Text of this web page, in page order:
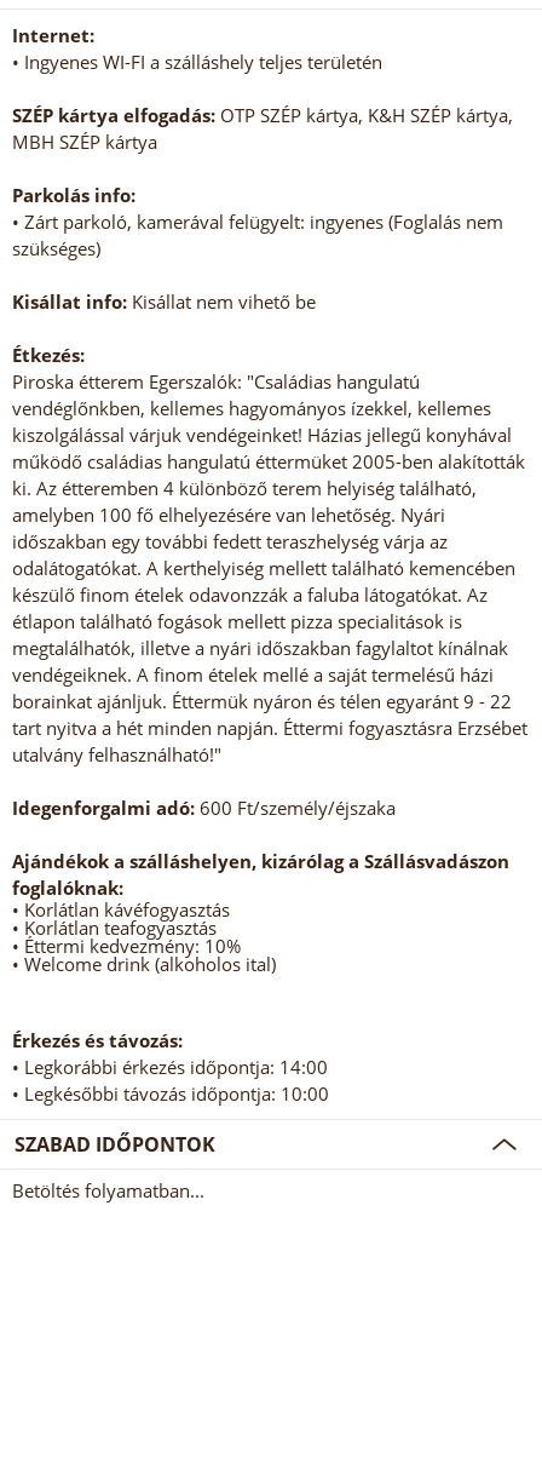
Internet:
• Ingyenes WI-FI a szálláshely teljes területén
SZÉP kártya elfogadás: OTP SZÉP kártya, K&H SZÉP kártya,
MBH SZÉP kártya
Parkolás info:
• Zárt parkoló, kamerával felügyelt: ingyenes (Foglalás nem
szükséges)
Kisállat info: Kisállat nem vihető be
Étkezés:
Piroska étterem Egerszalók: "Családias hangulatú
vendéglőnkben, kellemes hagyományos ízekkel, kellemes
kiszolgálással várjuk vendégeinket! Házias jellegű konyhával
működő családias hangulatú éttermüket 2005-ben alakították
ki. Az étteremben 4 különböző terem helyiség található,
amelyben 100 fő elhelyezésére van lehetőség. Nyári
időszakban egy további fedett teraszhelység várja az
odalátogatókat. A kerthelyiség mellett található kemencében
készülő finom ételek odavonzzák a faluba látogatókat. Az
étlapon található fogások mellett pizza specialitások is
megtalálhatók, illetve a nyári időszakban fagylaltot kínálnak
vendégeiknek. A finom ételek mellé a saját termelésű házi
borainkat ajánljuk. Éttermük nyáron és télen egyaránt 9 - 22
tart nyitva a hét minden napján. Éttermi fogyasztásra Erzsébet
utalvány felhasználható!"
Idegenforgalmi adó: 600 Ft/személy/éjszaka
Ajándékok a szálláshelyen, kizárólag a Szállásvadászon
foglalóknak:
• Korlátlan kávéfogyasztás
• Korlátlan teafogyasztás
• Éttermi kedvezmény: 10%
• Welcome drink (alkoholos ital)
Érkezés és távozás:
• Legkorábbi érkezés időpontja: 14:00
• Legkésőbbi távozás időpontja: 10:00
SZABAD IDŐPONTOK
Betöltés folyamatban...